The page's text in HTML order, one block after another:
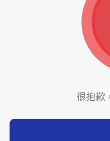
很抱歉